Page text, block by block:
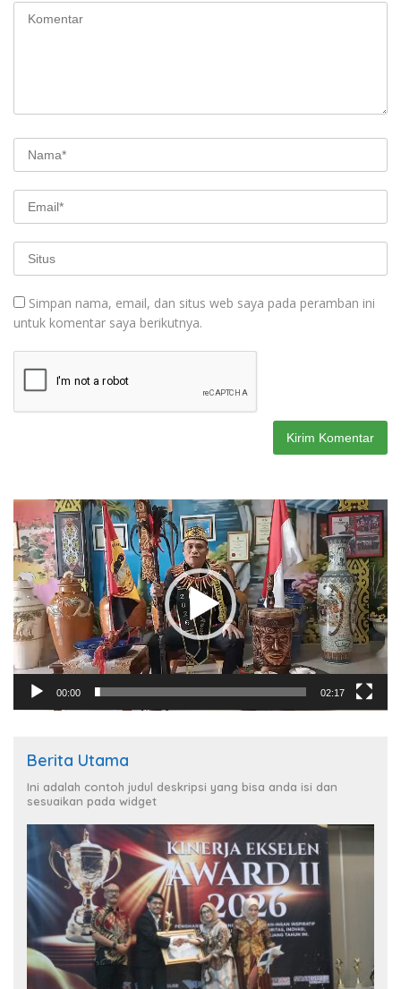
Simpan nama, email, dan situs web saya pada peramban ini
untuk komentar saya berikutnya.
Pemutar
Video
00:00 02:17
Berita Utama
Ini adalah contoh judul deskripsi yang bisa anda isi dan
sesuaikan pada widget